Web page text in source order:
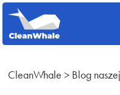
CleanWhale > Blog